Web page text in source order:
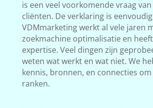
is een veel voorkomende vraag
cliënten. De verklaring is
VDMmarketing werkt al vele jaren
zoekmachine optimalisatie en
expertise. Veel dingen zijn
weten wat werkt en wat niet. We
kennis, bronnen, en connecties
ranken.